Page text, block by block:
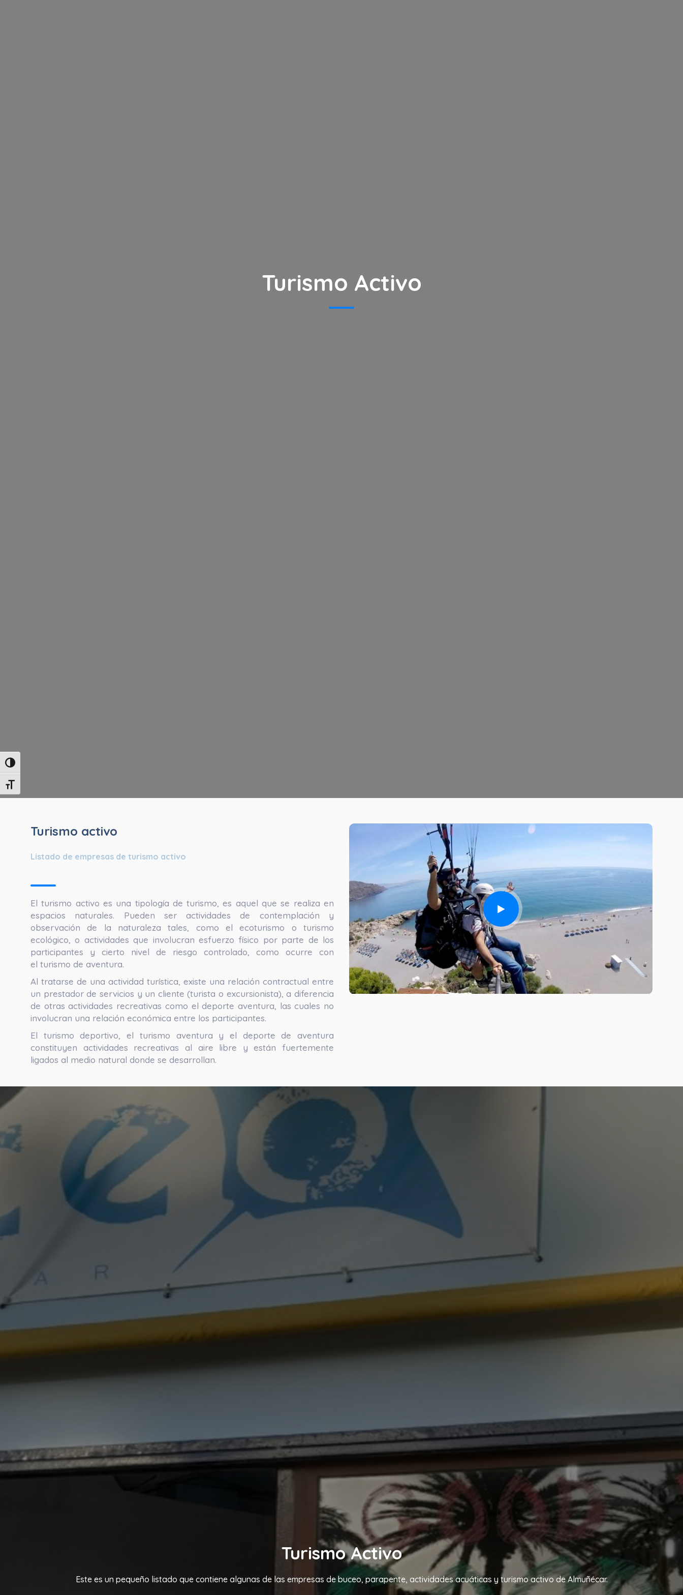
Alternar alto contraste
Alternar tamaño de letra
Turismo Activo
Turismo activo
Listado de empresas de turismo activo
El turismo activo es una tipología de turismo, es aquel que se realiza en
espacios naturales. Pueden ser actividades de contemplación y
observación de la naturaleza tales, como el ecoturismo o turismo
ecológico, o actividades que involucran esfuerzo físico por parte de los
participantes y cierto nivel de riesgo controlado, como ocurre con
el turismo de aventura.
Al tratarse de una actividad turística, existe una relación contractual entre
un prestador de servicios y un cliente (turista o excursionista), a diferencia
de otras actividades recreativas como el deporte aventura, las cuales no
involucran una relación económica entre los participantes.
El turismo deportivo, el turismo aventura y el deporte de aventura
constituyen actividades recreativas al aire libre y están fuertemente
ligados al medio natural donde se desarrollan.
Turismo Activo
Este es un pequeño listado que contiene algunas de las empresas de buceo, parapente, actividades acuáticas y turismo activo de Almuñécar.